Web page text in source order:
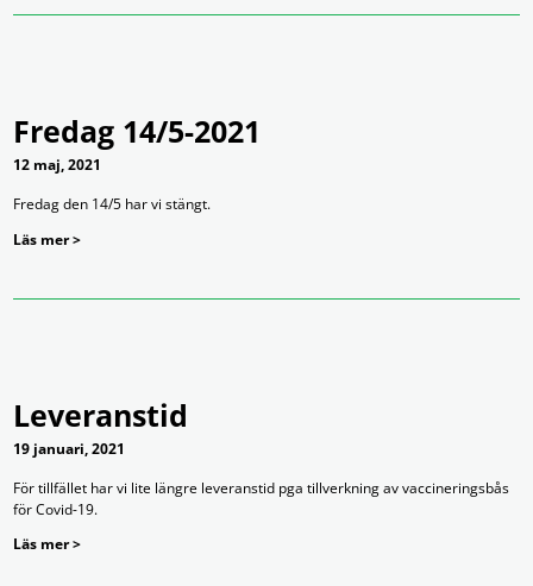
Fredag 14/5-2021
12 maj, 2021
Fredag den 14/5 har vi stängt.
Läs mer >
Leveranstid
19 januari, 2021
För tillfället har vi lite längre leveranstid pga tillverkning av vaccineringsbås
för Covid-19.
Läs mer >